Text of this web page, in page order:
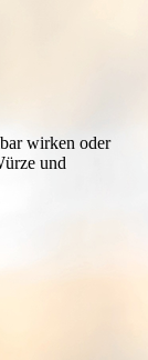
wirken oder
und